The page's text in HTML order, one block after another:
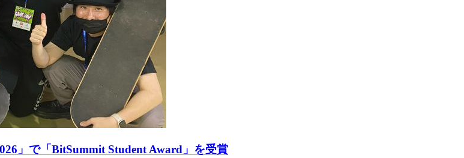
」で「BitSummit Student Award」を受賞